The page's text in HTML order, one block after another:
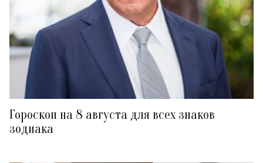
Гороскоп на 8 августа для всех знаков
зодиака